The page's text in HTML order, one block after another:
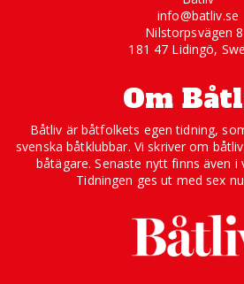
info@batliv.se
Nilstorpsvägen
181 47 Lidingö,
Om
Båtliv är båtfolkets egen tidning,
svenska båtklubbar. Vi skriver om
båtägare. Senaste nytt finns även i
Tidningen ges ut med sex